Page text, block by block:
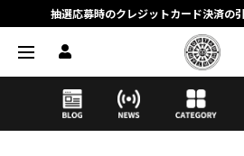
抽選応募時のクレジットカード決済の
【応募前に必ずお読みください】抽選
MORTAR ONLINE STOREの会